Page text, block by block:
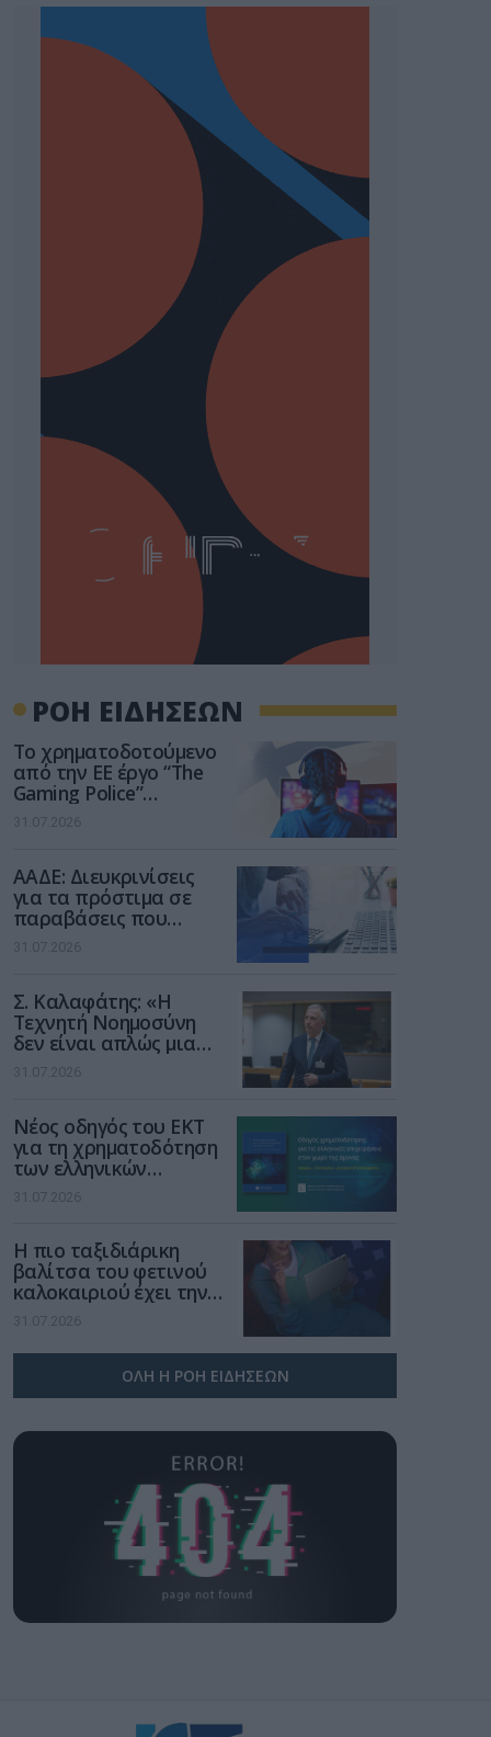
ΡΟΗ ΕΙΔΗΣΕΩΝ
Το χρηματοδοτούμενο
από την ΕΕ έργο “The
Gaming Police”
ενισχύει την ασφάλεια
των παιδιών στο
31.07.2026
ΑΑΔΕ: Διευκρινίσεις
για τα πρόστιμα σε
παραβάσεις που
αφορούν τους ΦΗΜ
31.07.2026
Σ. Καλαφάτης: «Η
Τεχνητή Νοημοσύνη
δεν είναι απλώς μια
νέα τεχνολογία, είναι
μια νέα βιομηχανική
31.07.2026
Νέος οδηγός του ΕΚΤ
για τη χρηματοδότηση
των ελληνικών
επιχειρήσεων στον
χώρο της άμυνας
31.07.2026
Η πιο ταξιδιάρικη
βαλίτσα του φετινού
καλοκαιριού έχει την
υπογραφή της Xiaomi
31.07.2026
ΟΛΗ Η ΡΟΗ ΕΙΔΗΣΕΩΝ